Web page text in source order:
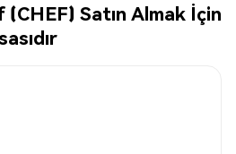
(CHEF) Satın Almak İçin